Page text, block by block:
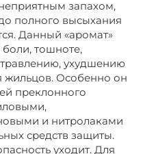
запахом,
полного высыхания
Данный «аромат»
тошноте,
ухудшению
жильцов. Особенно он
преклонного
и нитролаками
средств защиты.
уходит. Для